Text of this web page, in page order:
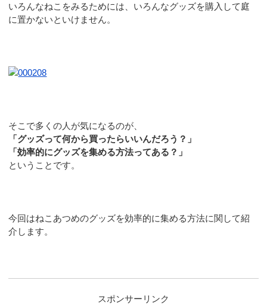
いろんなねこをみるためには、いろんなグッズを購入して庭
に置かないといけません。
そこで多くの人が気になるのが、
「グッズって何から買ったらいいんだろう？」
「効率的にグッズを集める方法ってある？」
ということです。
今回はねこあつめのグッズを効率的に集める方法に関して紹
介します。
スポンサーリンク